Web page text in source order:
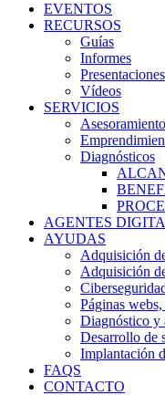
EVENTOS
RECURSOS
Guías
Informes
Presentaciones
Vídeos
SERVICIOS
Asesoramiento
Diagnósticos
AGENTES
AYUDAS
Adquisición
Adquisición
Páginas
Diagnóstico y
Desarrollo de
Implantación
FAQS
CONTACTO